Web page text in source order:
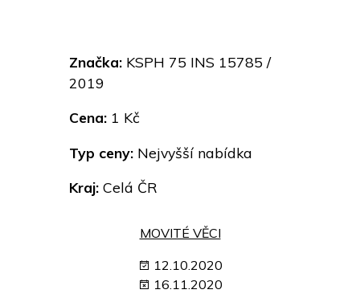
Značka: KSPH 75 INS 15785 /
2019
Cena: 1 Kč
Typ ceny: Nejvyšší nabídka
Kraj: Celá ČR
MOVITÉ VĚCI
12.10.2020
16.11.2020